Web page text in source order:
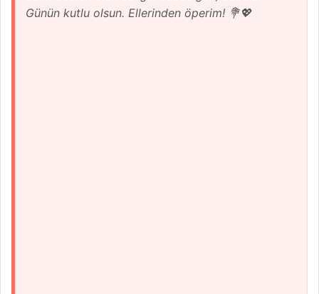
Günün kutlu olsun. Ellerinden öperim! 💐💖